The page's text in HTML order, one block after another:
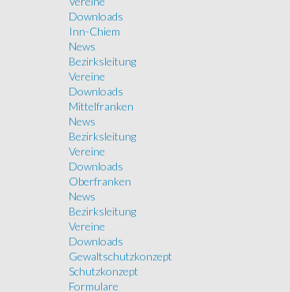
Downloads
Inn-Chiem
News
Bezirksleitung
Vereine
Downloads
Mittelfranken
News
Bezirksleitung
Vereine
Downloads
Oberfranken
News
Bezirksleitung
Vereine
Downloads
Gewaltschutzkonzept
Schutzkonzept
Formulare